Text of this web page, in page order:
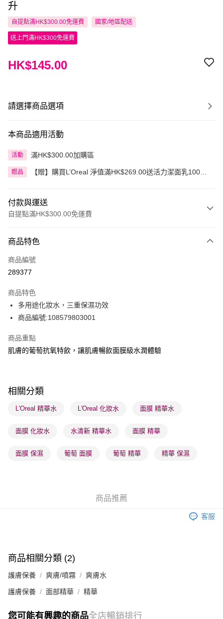
升
自提點滿HK$300.00免運費 國家/地區配送
送上門滿HK$300免運費
HK$145.00
請選擇商品選項
本商品適用活動
活動 滿HK$300.00加購區
贈品
【贈】購買L’Oreal 淨值滿HK$269.00送活力潔面乳100毫
付款與運送
自提點滿HK$300.00免運費
信用卡
Apple Pay
PayMe
WeChat Pay
BoC Pay
每筆HK$65.00，滿HK$300.00或以上免運費
順豐站及營業點 - 確認發貨後1-3個工作天送達
物流公司進行物流配送
取。逾期會取消訂單，並不會安排重寄
每筆HK$20.00，滿HK$100.00或以上免運費
澳門地區配送 - 確認發貨後1-4個工作天送達
商品特色
商品編號
289377
商品特色
多用途化妝水，三重保濕功效
商品編號:108579803001
商品重點
肌膚的葡萄抗氧特飲，讓肌膚暢飲面膜級水潤體驗
相關分類
L'Oreal 精華水 L'Oreal 化妝水 面膜 精華水
面膜 化妝水 水清新 精華水 面膜 精華
面膜 保濕 葡萄 面膜 葡萄 精華 精華 保濕
商品推薦
客服
商品相關分類 (2)
護膚保養 爽膚/噴霧 爽膚水
護膚保養 面部精華 精華
您可能有興趣的商品全店暢銷排行